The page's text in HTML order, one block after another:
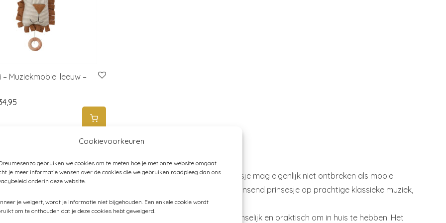
Cookievoorkeuren
gebruiken we cookies om te meten hoe je met onze website omgaat.
je meer informatie wensen over de cookies die we gebruiken raadpleeg dan ons
onderin deze website.
je weigert, wordt je informatie niet bijgehouden. Een enkele cookie wordt
om te onthouden dat je deze cookies hebt geweigerd.
– Muziekmobiel leeuw –
price was: € 47,95.
Current price is: € 34,95.
Muziekdoosjes
zijn er in veel verschillende vormen en maten. Een muziekdoosje mag eigenlijk niet ontbreken als mooie
of Kinderkamer accessoire. Veel meisjes dromen weg bij een dansend prinsesje op prachtige klassieke muziek,
jongetjes kan je blij maken met een mooie muziekdoos.
is namelijk niet alleen mooi, maar is ook nog eens heel wenselijk en praktisch om in huis te hebben. Het